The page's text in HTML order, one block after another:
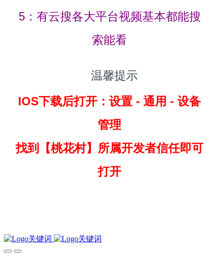
5：有云搜各大平台视频基本都能搜
索能看
温馨提示
IOS下载后打开：设置 - 通用 - 设备
管理
找到
【桃花村】所属开发者信任即可
打开